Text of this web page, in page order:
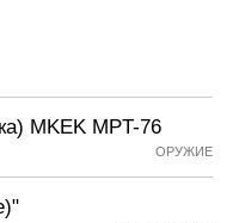
MKEK MPT-76
ОРУЖИЕ